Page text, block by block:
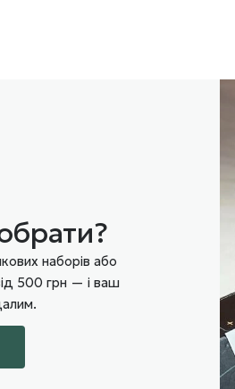
наборів або
500 грн — і ваш